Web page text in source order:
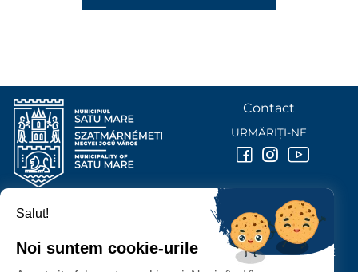
PRIMĂRIA MUNICIPIULUI
P-ȚA 25 OCTOMBRIE, NR. 1 CORP M, 440026 SATU MARE
Contact
URMĂRIȚI-NE
Salut!
Noi suntem cookie-urile